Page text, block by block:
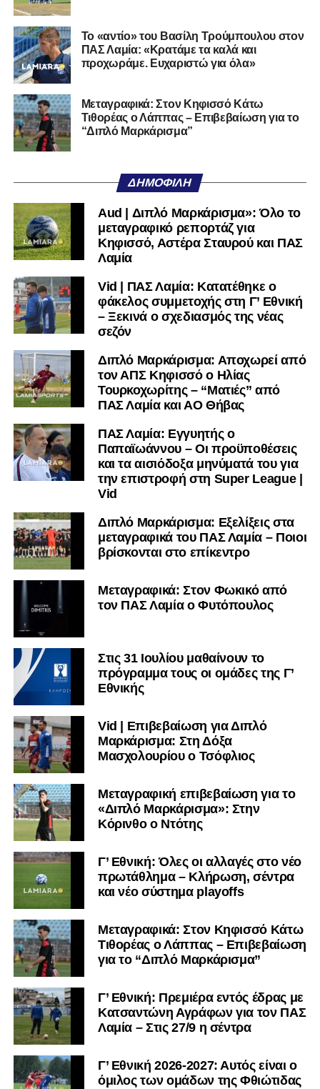
της Serie D στην Ιταλία, όπως οι Nocerina, S. Maria
Cilento και Castrovillari, έχοντας ξεκινήσει την
ποδοσφαιρική του διαδρομή από τον Απόλλωνα Σμύρνης.
Τον καλωσορίζουμε στην οικογένεια του Σαρωνικού και
του ευχόμαστε υγεία και επιτυχίες.»
Ακολουθήστε τοlamiara.grστοGoogle Newsγια να
μαθαίνετε πρώτοι τα κυανόλευκα νέα στην Ελλάδα και τον
Twitterκαι στοInstagram
μαθαίνετε σε χρόνο dt όλα τα νέα.
Το «αντίο» του Βασίλη Τρούμπουλου στον
ΠΑΣ Λαμία: «Κρατάμε τα καλά και
προχωράμε. Ευχαριστώ για όλα»
Μεταγραφικά: Στον Κηφισσό Κάτω
Τιθορέας ο Λάππας – Επιβεβαίωση για το
“Διπλό Μαρκάρισμα”
ΔΗΜΟΦΙΛΉ
Aud | Διπλό Μαρκάρισμα»: Όλο το
μεταγραφικό ρεπορτάζ για
Κηφισσό, Αστέρα Σταυρού και ΠΑΣ
Λαμία
Vid | ΠΑΣ Λαμία: Κατατέθηκε ο
φάκελος συμμετοχής στη Γ’ Εθνική
– Ξεκινά ο σχεδιασμός της νέας
σεζόν
Διπλό Μαρκάρισμα: Αποχωρεί από
τον ΑΠΣ Κηφισσό ο Ηλίας
Τουρκοχωρίτης – “Ματιές” από
ΠΑΣ Λαμία και ΑΟ Θήβας
ΠΑΣ Λαμία: Εγγυητής ο
Παπαϊωάννου – Οι προϋποθέσεις
και τα αισιόδοξα μηνύματά του για
την επιστροφή στη Super League |
Vid
Διπλό Μαρκάρισμα: Εξελίξεις στα
μεταγραφικά του ΠΑΣ Λαμία – Ποιοι
βρίσκονται στο επίκεντρο
Μεταγραφικά: Στον Φωκικό από
τον ΠΑΣ Λαμία ο Φυτόπουλος
Στις 31 Ιουλίου μαθαίνουν το
πρόγραμμα τους οι ομάδες της Γ’
Εθνικής
Vid | Επιβεβαίωση για Διπλό
Μαρκάρισμα: Στη Δόξα
Μασχολουρίου ο Τσόφλιος
Μεταγραφική επιβεβαίωση για το
«Διπλό Μαρκάρισμα»: Στην
Κόρινθο ο Ντότης
Γ’ Εθνική: Όλες οι αλλαγές στο νέο
πρωτάθλημα – Κλήρωση, σέντρα
και νέο σύστημα playoffs
Μεταγραφικά: Στον Κηφισσό Κάτω
Τιθορέας ο Λάππας – Επιβεβαίωση
για το “Διπλό Μαρκάρισμα”
Γ’ Εθνική: Πρεμιέρα εντός έδρας με
Κατσαντώνη Αγράφων για τον ΠΑΣ
Λαμία – Στις 27/9 η σέντρα
Γ’ Εθνική 2026-2027: Αυτός είναι ο
όμιλος των ομάδων της Φθιώτιδας